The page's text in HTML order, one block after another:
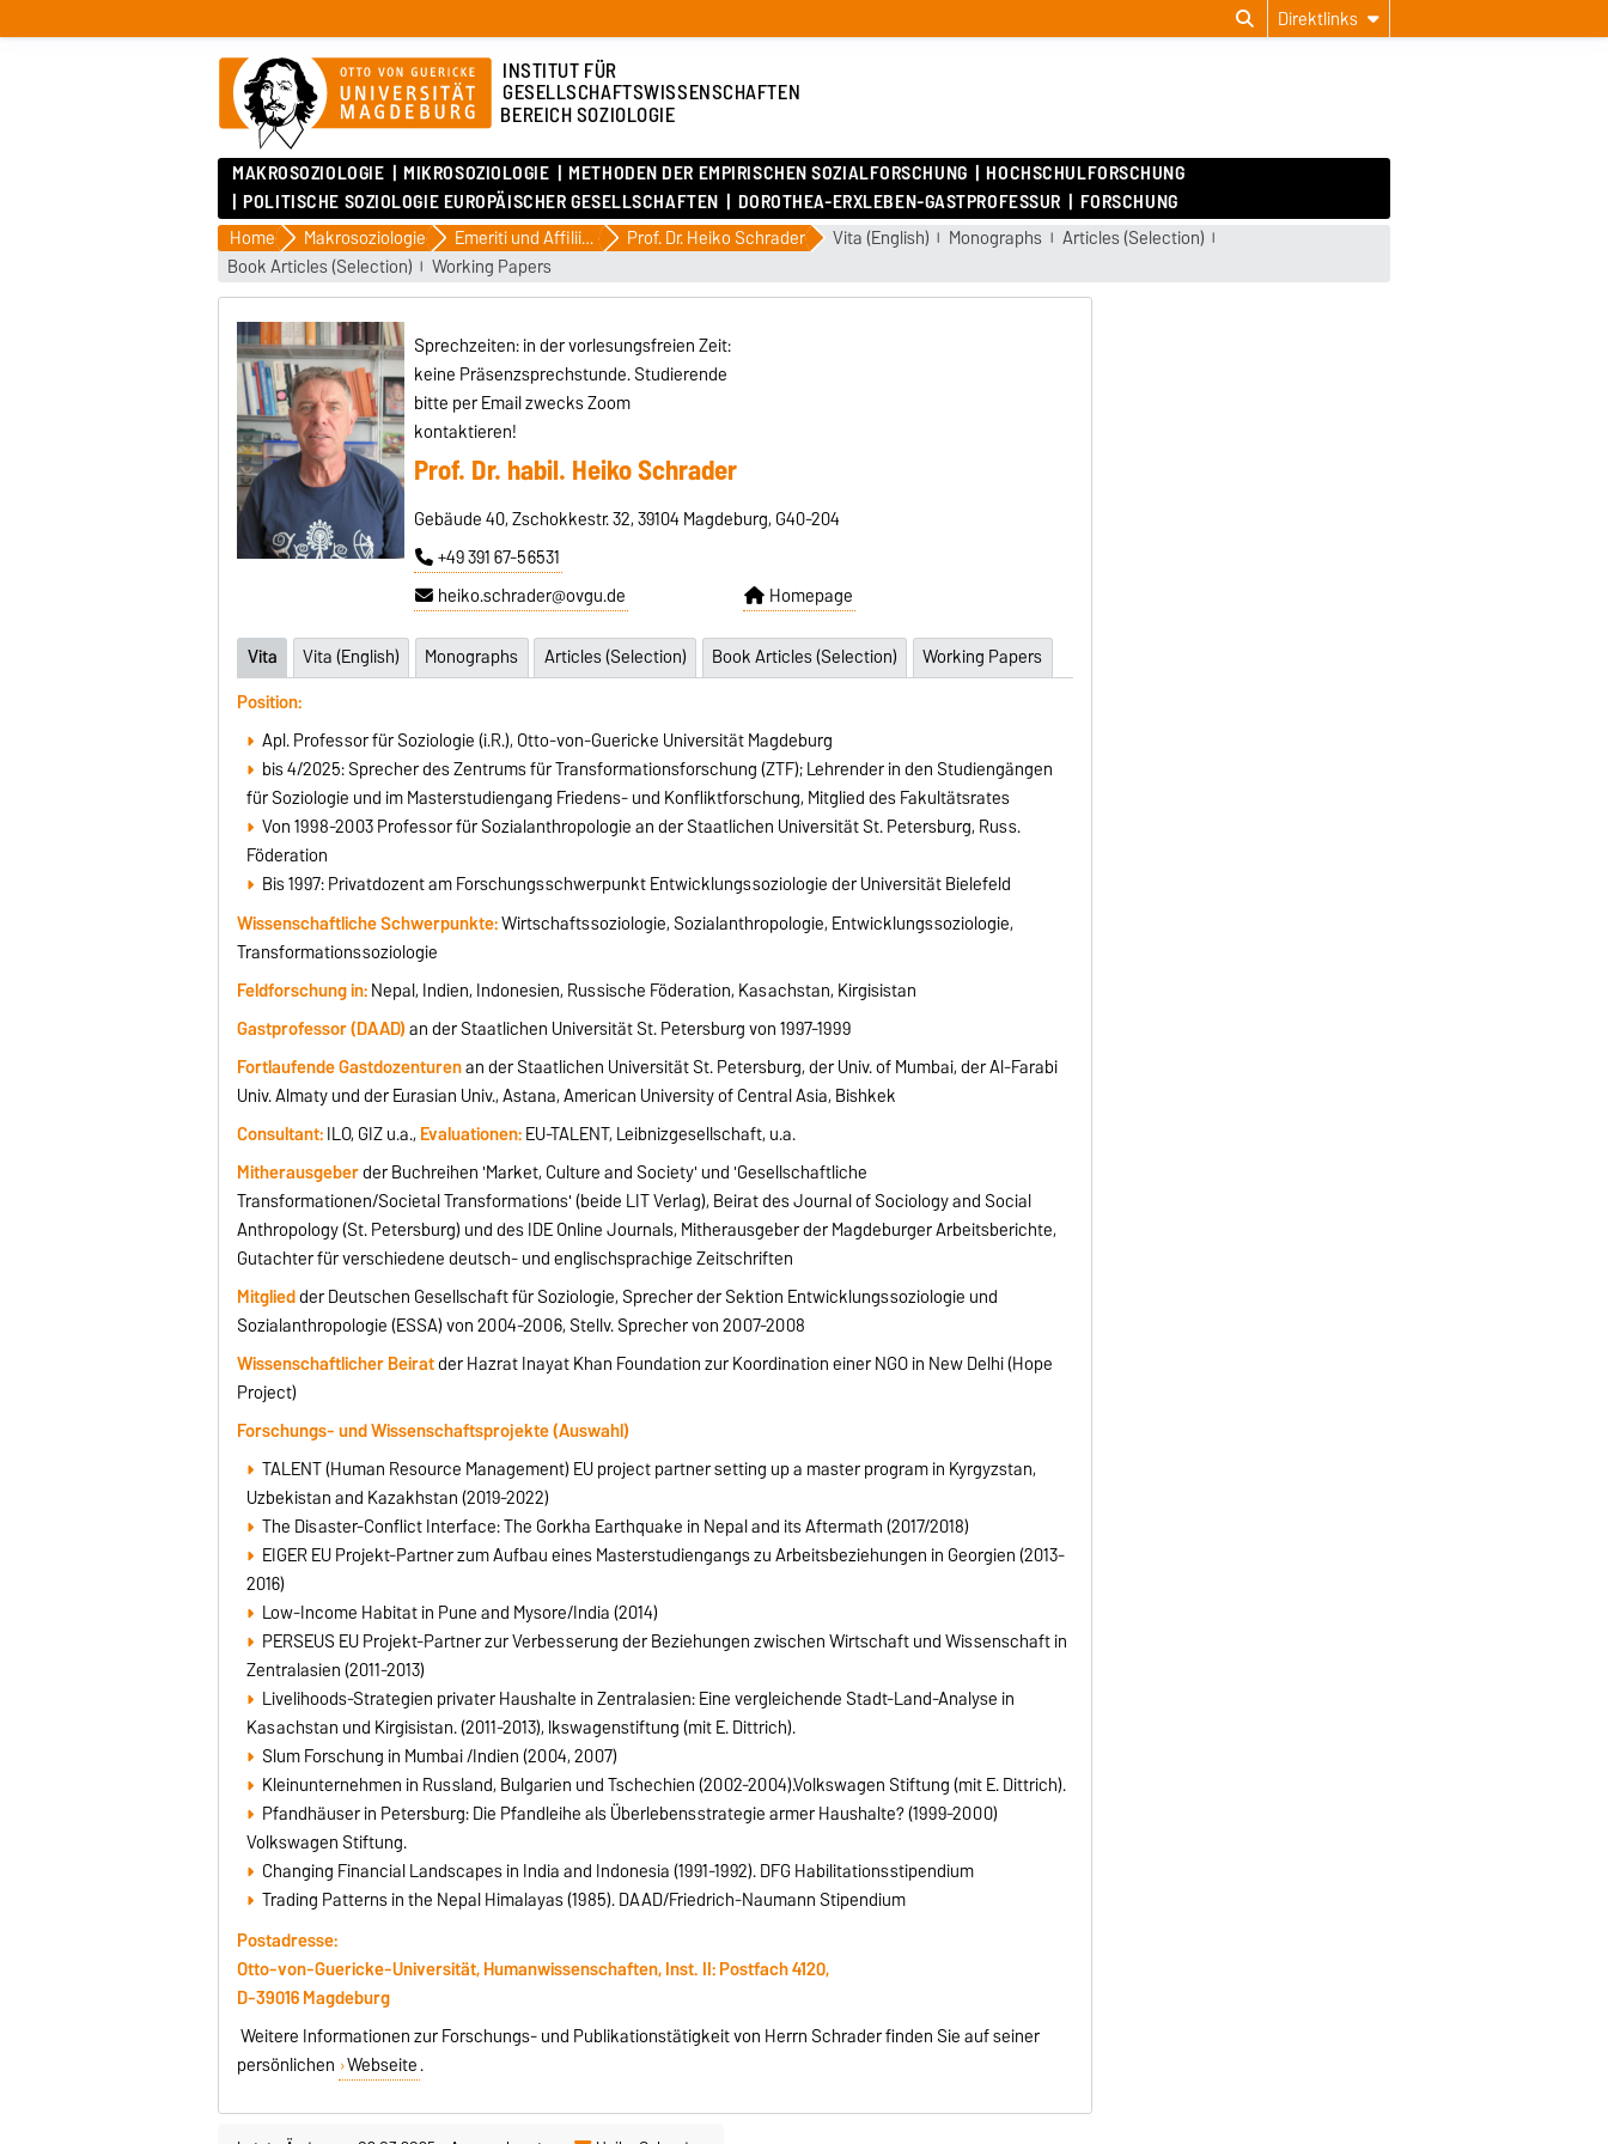
Direktlinks
INSTITUT FÜR
GESELLSCHAFTSWISSENSCHAFTEN
BEREICH SOZIOLOGIE
MAKROSOZIOLOGIE MIKROSOZIOLOGIE METHODEN DER EMPIRISCHEN SOZIALFORSCHUNG
HOCHSCHULFORSCHUNG
POLITISCHE SOZIOLOGIE EUROPÄISCHER GESELLSCHAFTEN
DOROTHEA-ERXLEBEN-GASTPROFESSUR FORSCHUNG
Home Makrosoziologie Emeriti und Affiliierte Prof. Dr. Heiko Schrader Vita (English) Monographs
Articles (Selection)
Book Articles (Selection)
Working Papers
Prof. Dr. habil. Heiko Schrader
Gebäude 40, Zschokkestr. 32, 39104 Magdeburg, G40-204
+49 391 67-56531
heiko.schrader@ovgu.de
Homepage
Sprechzeiten: in der vorlesungsfreien Zeit:
keine Präsenzsprechstunde. Studierende
bitte per Email zwecks Zoom
kontaktieren!
Vita Vita (English) Monographs Articles (Selection) Book Articles (Selection)
Working Papers
Position:
Apl. Professor für Soziologie (i.R.), Otto-von-Guericke Universität Magdeburg
bis 4/2025: Sprecher des Zentrums für Transformationsforschung (ZTF); Lehrender in den Studiengängen
für Soziologie und im Masterstudiengang Friedens- und Konfliktforschung, Mitglied des Fakultätsrates
Von 1998-2003 Professor für Sozialanthropologie an der Staatlichen Universität St. Petersburg, Russ.
Föderation
Bis 1997: Privatdozent am Forschungsschwerpunkt Entwicklungssoziologie der Universität Bielefeld
Wissenschaftliche Schwerpunkte:Wirtschaftssoziologie, Sozialanthropologie, Entwicklungssoziologie,
Transformationssoziologie
Feldforschung in:Nepal, Indien, Indonesien, Russische Föderation, Kasachstan, Kirgisistan
Gastprofessor (DAAD)an der Staatlichen Universität St. Petersburg von 1997-1999
Fortlaufende Gastdozenturenan der Staatlichen Universität St. Petersburg, der Univ. of Mumbai, der Al-Farabi
Univ. Almaty und der Eurasian Univ., Astana, American University of Central Asia, Bishkek
Consultant:ILO, GIZ u.a., Evaluationen:EU-TALENT, Leibnizgesellschaft, u.a.
Mitherausgeberder Buchreihen 'Market, Culture and Society' und 'Gesellschaftliche
Transformationen/Societal Transformations' (beide LIT Verlag), Beirat des Journal of Sociology and Social
Anthropology (St. Petersburg) und des IDE Online Journals, Mitherausgeber der Magdeburger Arbeitsberichte,
Gutachter für verschiedene deutsch- und englischsprachige Zeitschriften
Mitgliedder Deutschen Gesellschaft für Soziologie, Sprecher der Sektion Entwicklungssoziologie und
Sozialanthropologie (ESSA) von 2004-2006, Stellv. Sprecher von 2007-2008
Wissenschaftlicher Beiratder Hazrat Inayat Khan Foundation zur Koordination einer NGO in New Delhi (Hope
Project)
Forschungs- und Wissenschaftsprojekte (Auswahl)
TALENT (Human Resource Management) EU project partner setting up a master program in Kyrgyzstan,
Uzbekistan and Kazakhstan (2019-2022)
The Disaster-Conflict Interface: The Gorkha Earthquake in Nepal and its Aftermath (2017/2018)
EIGER EU Projekt-Partner zum Aufbau eines Masterstudiengangs zu Arbeitsbeziehungen in Georgien (2013-
2016)
Low-Income Habitat in Pune and Mysore/India (2014)
PERSEUS EU Projekt-Partner zur Verbesserung der Beziehungen zwischen Wirtschaft und Wissenschaft in
Zentralasien (2011-2013)
Livelihoods-Strategien privater Haushalte in Zentralasien: Eine vergleichende Stadt-Land-Analyse in
Kasachstan und Kirgisistan. (2011-2013), lkswagenstiftung (mit E. Dittrich).
Slum Forschung in Mumbai /Indien (2004, 2007)
Kleinunternehmen in Russland, Bulgarien und Tschechien (2002-2004).Volkswagen Stiftung (mit E. Dittrich).
Pfandhäuser in Petersburg: Die Pfandleihe als Überlebensstrategie armer Haushalte? (1999-2000)
Volkswagen Stiftung.
Changing Financial Landscapes in India and Indonesia (1991-1992). DFG Habilitationsstipendium
Trading Patterns in the Nepal Himalayas (1985). DAAD/Friedrich-Naumann Stipendium
Postadresse:
Otto-von-Guericke-Universität, Humanwissenschaften, Inst. II: Postfach 4120,
D-39016 Magdeburg
Weitere Informationen zur Forschungs- und Publikationstätigkeit von Herrn Schrader finden Sie auf seiner
persönlichen Webseite.